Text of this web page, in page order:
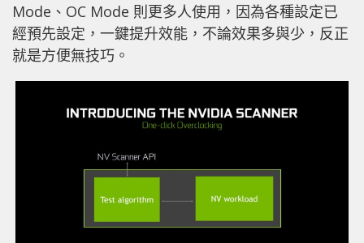
Mode、OC Mode 則更多人使用，因為各種設定已
經預先設定，一鍵提升效能，不論效果多與少，反正
就是方便無技巧。